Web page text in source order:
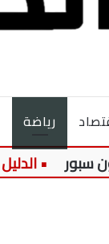
رياضة